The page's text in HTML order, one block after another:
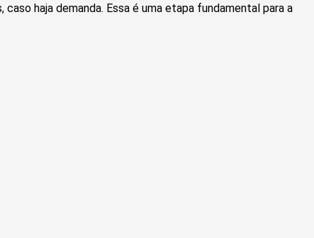
haja demanda. Essa é uma etapa fundamental para a